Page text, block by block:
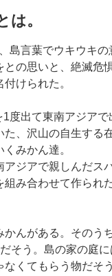
。
島言葉でウキウキの
の思いと、絶滅危
けられた。
度出て東南アジアで
、沢山の自生する
みかん達。
ジアで親しんだス
組み合わせて作られ
んがある。そのう
そう。島の家の庭
くてもらう物だそ